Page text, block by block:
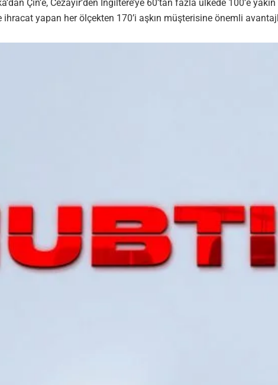
Çin’e, Cezayir’den İngiltere’ye 60’tan fazla ülkede 100’e
yapan her ölçekten 170’i aşkın müşterisine önemli